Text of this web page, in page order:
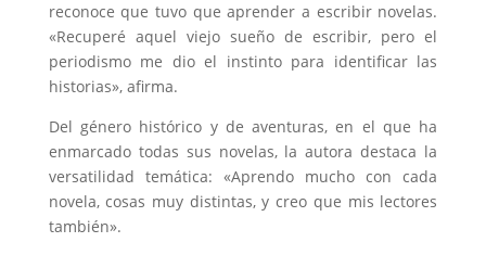
reconoce que tuvo que aprender a escribir novelas.
«Recuperé aquel viejo sueño de escribir, pero el
periodismo me dio el instinto para identificar las
historias», afirma.
Del género histórico y de aventuras, en el que ha
enmarcado todas sus novelas, la autora destaca la
versatilidad temática: «Aprendo mucho con cada
novela, cosas muy distintas, y creo que mis lectores
también».